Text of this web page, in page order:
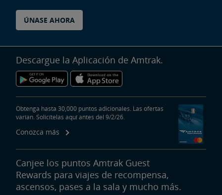
ÚNASE AHORA
Descargue la Aplicación de Amtrak.
Obtenga hasta 30,000 puntos adicionales. Las ofertas
varían. Solicítelas aquí antes del 9/2/26.
Conozca más
Canjee los puntos Amtrak Guest
Rewards para viajes de recompensa,
ascensos, pases a la sala y mucho más.